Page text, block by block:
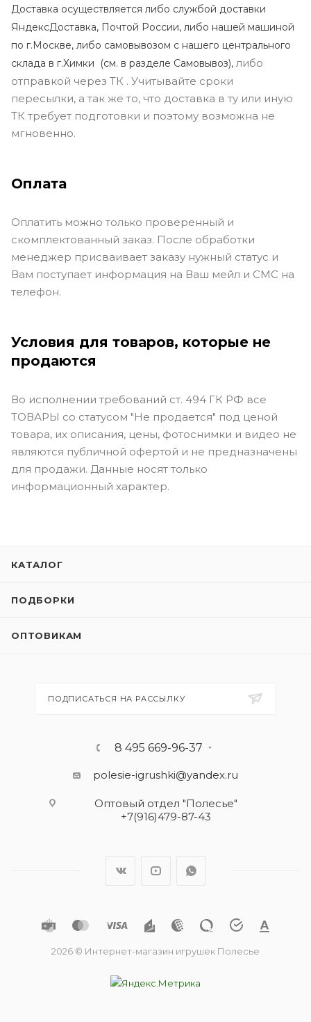
Доставка осуществляется либо службой доставки
ЯндексДоставка, Почтой России, либо нашей машиной
по г.Москве, либо самовывозом с нашего центрального
склада в г.Химки (см. в разделе Самовывоз), либо
отправкой через ТК . Учитывайте сроки
пересылки, а так же то, что доставка в ту или иную
ТК требует подготовки и поэтому возможна не
мгновенно.
Оплата
Оплатить можно только проверенный и
скомплектованный заказ. После обработки
менеджер присваивает заказу нужный статус и
Вам поступает информация на Ваш мейл и СМС на
телефон.
Условия для товаров, которые не
продаются
Во исполнении требований ст. 494 ГК РФ все
ТОВАРЫ со статусом "Не продается" под ценой
товара, их описания, цены, фотоснимки и видео не
являются публичной офертой и не предназначены
для продажи. Данные носят только
информационный характер.
КАТАЛОГ
ПОДБОРКИ
ОПТОВИКАМ
ПОДПИСАТЬСЯ НА РАССЫЛКУ
8 495 669-96-37
polesie-igrushki@yandex.ru
Оптовый отдел "Полесье"
+7(916)479-87-43
2026 © Интернет-магазин игрушек Полесье